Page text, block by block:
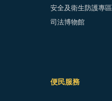
安全及衛生防護專區
司法博物館
便民服務